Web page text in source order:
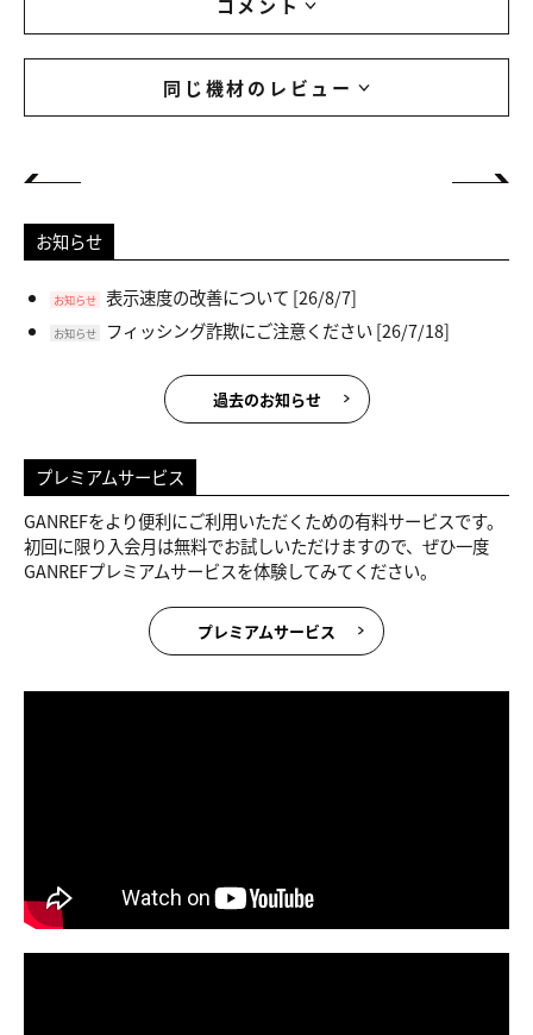
同じ機材のレビュー
お知らせ
お知らせ 表示速度の改善について [26/8/7]
お知らせ フィッシング詐欺にご注意ください[26/7/18]
過去のお知らせ
プレミアムサービス
GANREFをより便利にご利用いただくための有料サービスです。
初回に限り入会月は無料でお試しいただけますので、ぜひ一度
GANREFプレミアムサービスを体験してみてください。
プレミアムサービス